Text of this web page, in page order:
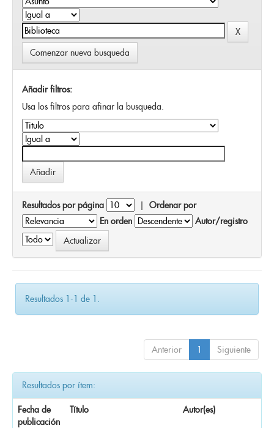
Comenzar nueva busqueda
Añadir filtros:
Usa los filtros para afinar la busqueda.
Resultados por página | Ordenar por
En orden
Autor/registro
Resultados 1-1 de 1.
Anterior 1 Siguiente
Resultados por ítem:
Fecha de
publicación
Título Autor(es)